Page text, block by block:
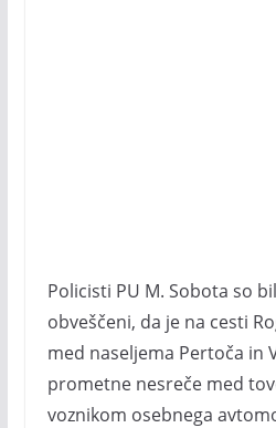
Policisti PU M. Sobota so
obveščeni, da je na cesti
med naseljema Pertoča in
prometne nesreče med
voznikom osebnega